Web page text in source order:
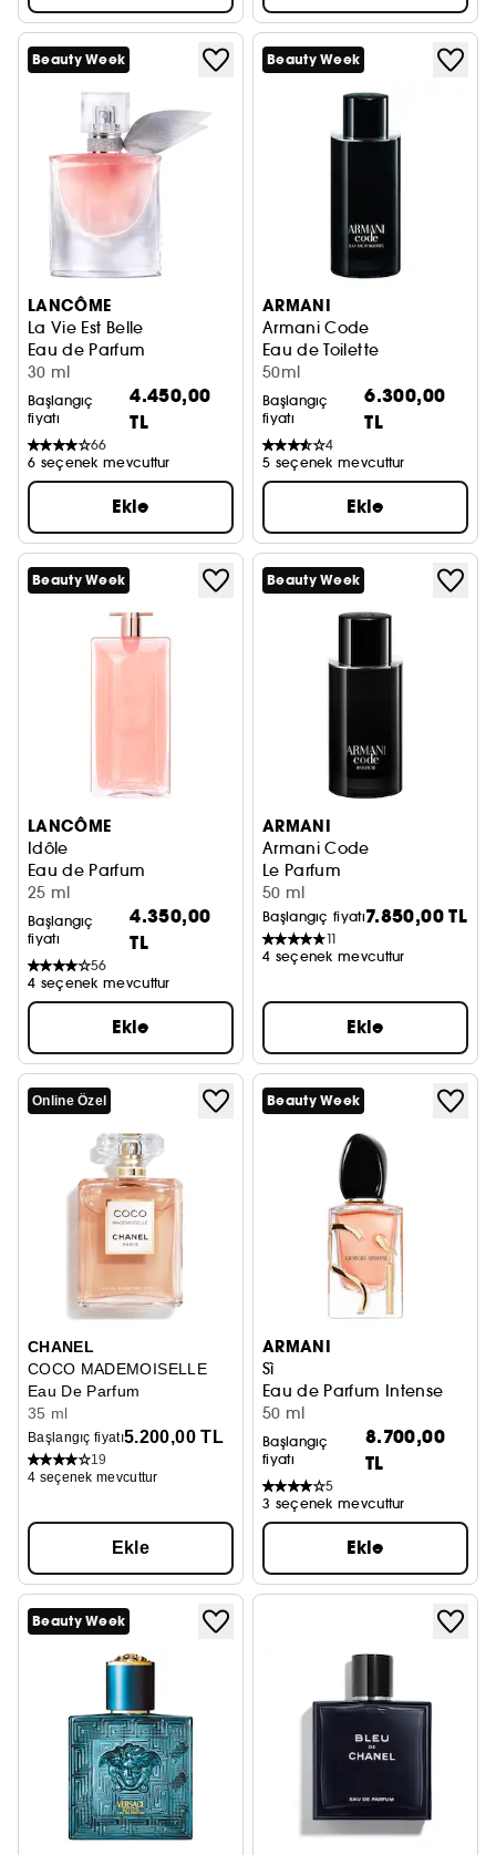
Beauty Week
LANCÔME
La Vie Est Belle
Eau de Parfum
30 ml
Başlangıç
fiyatı
4.450,00
TL
66
6 seçenek mevcuttur
Ekle
Beauty Week
ARMANI
Armani Code
Eau de Toilette
50ml
Başlangıç
fiyatı
6.300,00
TL
4
5 seçenek mevcuttur
Ekle
Beauty Week
LANCÔME
Idôle
Eau de Parfum
25 ml
Başlangıç
fiyatı
4.350,00
TL
56
4 seçenek mevcuttur
Ekle
Beauty Week
ARMANI
Armani Code
Le Parfum
50 ml
Başlangıç fiyatı7.850,00 TL
11
4 seçenek mevcuttur
Ekle
Online Özel
CHANEL
COCO MADEMOISELLE
Eau De Parfum
35 ml
Başlangıç fiyatı5.200,00 TL
19
4 seçenek mevcuttur
Ekle
Beauty Week
ARMANI
Sì
Eau de Parfum Intense
50 ml
Başlangıç
fiyatı
8.700,00
TL
5
3 seçenek mevcuttur
Ekle
Beauty Week